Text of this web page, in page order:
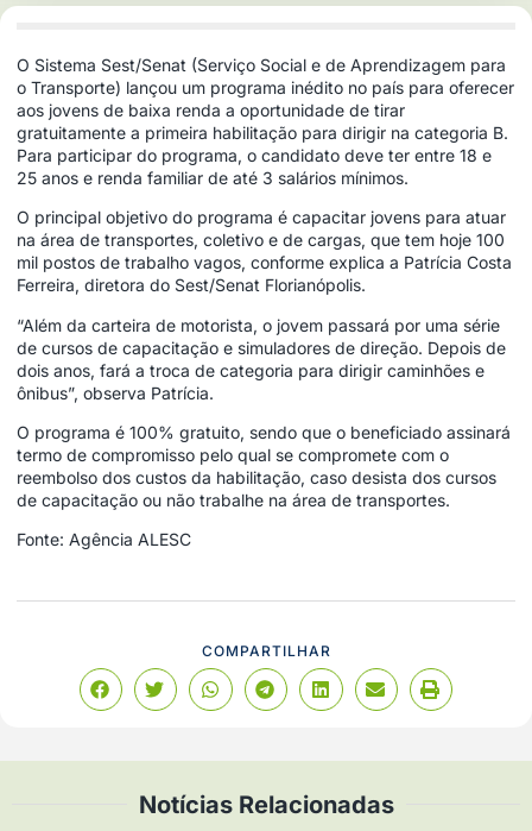
O Sistema Sest/Senat (Serviço Social e de Aprendizagem para
o Transporte) lançou um programa inédito no país para oferecer
aos jovens de baixa renda a oportunidade de tirar
gratuitamente a primeira habilitação para dirigir na categoria B.
Para participar do programa, o candidato deve ter entre 18 e
25 anos e renda familiar de até 3 salários mínimos.
O principal objetivo do programa é capacitar jovens para atuar
na área de transportes, coletivo e de cargas, que tem hoje 100
mil postos de trabalho vagos, conforme explica a Patrícia Costa
Ferreira, diretora do Sest/Senat Florianópolis.
“Além da carteira de motorista, o jovem passará por uma série
de cursos de capacitação e simuladores de direção. Depois de
dois anos, fará a troca de categoria para dirigir caminhões e
ônibus”, observa Patrícia.
O programa é 100% gratuito, sendo que o beneficiado assinará
termo de compromisso pelo qual se compromete com o
reembolso dos custos da habilitação, caso desista dos cursos
de capacitação ou não trabalhe na área de transportes.
Fonte: Agência ALESC
COMPARTILHAR
Notícias Relacionadas